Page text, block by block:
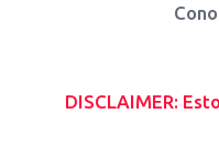
DISCLAIMER: